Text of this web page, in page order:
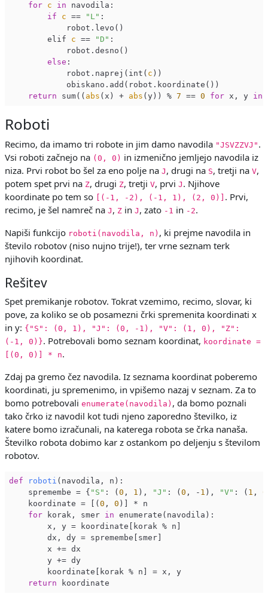
for
c in navodila:
if
c == "L" :
            robot.levo()
        elif
c == "D" :
            robot.desno()
else :
            robot.naprej(int(
c ))
            obiskano.add(robot.koordinate())
return sum(( abs (x) + abs (y)) % 7 == 0 for x, y in
Roboti
Recimo, da imamo tri robote in jim damo navodila "JSVZZVJ" .
Vsi roboti začnejo na (0, 0) in izmenično jemljejo navodila iz
niza. Prvi robot bo šel za eno polje na J , drugi na S, tretji na V,
potem spet prvi na Z, drugi Z, tretji V, prvi J . Njihove
koordinate po tem so [(-1, -2), (-1, 1), (2, 0)] . Prvi,
recimo, je šel namreč na J , Z in J , zato -1 in -2.
Napiši funkcijo roboti(navodila, n) , ki prejme navodila in
število robotov (niso nujno trije!), ter vrne seznam terk
njihovih koordinat.
Rešitev
Spet premikanje robotov. Tokrat vzemimo, recimo, slovar, ki
pove, za koliko se ob posamezni črki spremenita koordinati x
in y: {"S": (0, 1), "J": (0, -1), "V": (1, 0), "Z":
(-1, 0)}. Potrebovali bomo seznam koordinat, koordinate =
[(0, 0)] * n.
Zdaj pa gremo čez navodila. Iz seznama koordinat poberemo
koordinati, ju spremenimo, in vpišemo nazaj v seznam. Za to
bomo potrebovali enumerate(navodila) , da bomo poznali
tako črko iz navodil kot tudi njeno zaporedno številko, iz
katere bomo izračunali, na katerega robota se črka nanaša.
Številko robota dobimo kar z ostankom po deljenju s številom
robotov.
def roboti (navodila, n) :
    spremembe = {
"S" : ( 0 , 1 ), "J" : ( 0 , - 1 ), "V" : ( 1 , 0
    koordinate = [(
0 , 0 )] * n
for korak, smer in enumerate(navodila):
        x, y = koordinate[korak % n]
        dx, dy = spremembe[smer]
        x += dx
        y += dy
        koordinate[korak % n] = x, y
return